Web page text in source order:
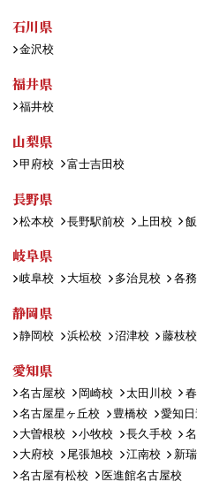
石川県
金沢校
福井県
福井校
山梨県
甲府校 富士吉田校
長野県
松本校 長野駅前校 上田校
岐阜県
岐阜校 大垣校 多治見校 各
静岡県
静岡校 浜松校 沼津校 藤枝校
愛知県
名古屋校 岡崎校 太田川校
名古屋星ヶ丘校
豊橋校 愛知
大曽根校
小牧校 長久手校
大府校
尾張旭校 江南校 新
名古屋有松校
医進館名古屋校